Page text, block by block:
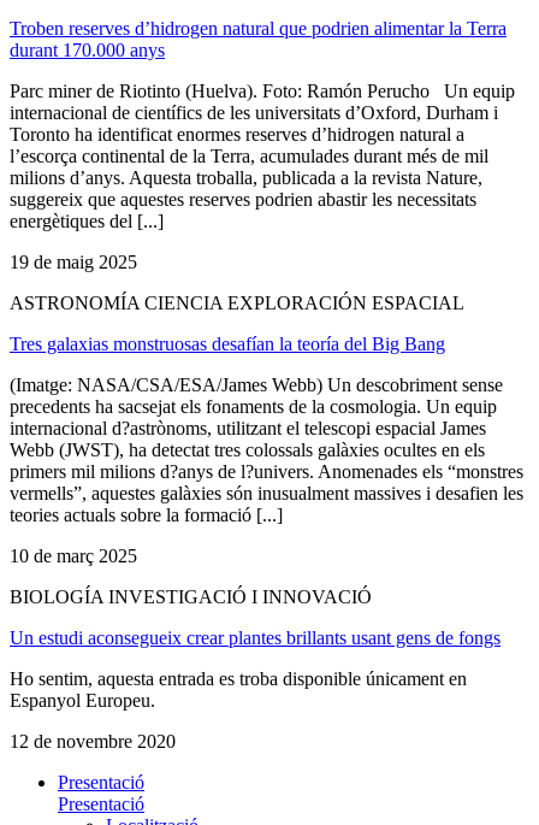
Troben reserves d’hidrogen natural que podrien alimentar la Terra
durant 170.000 anys
Parc miner de Riotinto (Huelva). Foto: Ramón Perucho Un equip
internacional de científics de les universitats d’Oxford, Durham i
Toronto ha identificat enormes reserves d’hidrogen natural a
l’escorça continental de la Terra, acumulades durant més de mil
milions d’anys. Aquesta troballa, publicada a la revista Nature,
suggereix que aquestes reserves podrien abastir les necessitats
energètiques del [...]
19 de maig 2025
ASTRONOMÍA CIENCIA EXPLORACIÓN ESPACIAL
Tres galaxias monstruosas desafían la teoría del Big Bang
(Imatge: NASA/CSA/ESA/James Webb) Un descobriment sense
precedents ha sacsejat els fonaments de la cosmologia. Un equip
internacional d?astrònoms, utilitzant el telescopi espacial James
Webb (JWST), ha detectat tres colossals galàxies ocultes en els
primers mil milions d?anys de l?univers. Anomenades els “monstres
vermells”, aquestes galàxies són inusualment massives i desafien les
teories actuals sobre la formació [...]
10 de març 2025
BIOLOGÍA INVESTIGACIÓ I INNOVACIÓ
Un estudi aconsegueix crear plantes brillants usant gens de fongs
Ho sentim, aquesta entrada es troba disponible únicament en
Espanyol Europeu.
12 de novembre 2020
Presentació
Presentació